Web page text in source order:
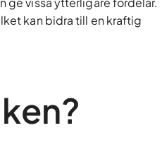
kan bidra till en kraftig